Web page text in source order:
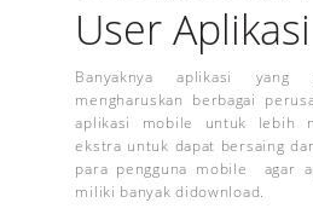
User
Banyaknya aplikasi
mengharuskan berbagai
aplikasi mobile untuk lebih
ekstra untuk dapat bersaing
para pengguna mobile agar
miliki banyak didownload.